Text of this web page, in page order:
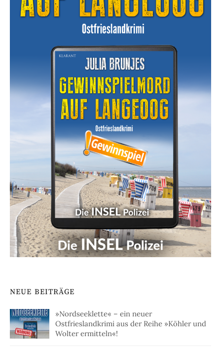
NEUE BEITRÄGE
»Nordseeklette« – ein neuer
Ostfrieslandkrimi aus der Reihe »Köhler und
Wolter ermitteln«!